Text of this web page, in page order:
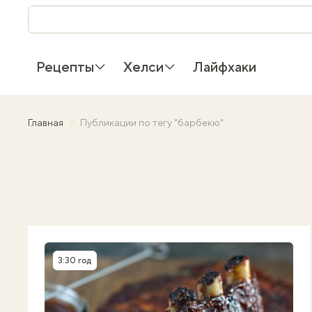
Рецепты Хелси Лайфхаки
Главная Публикации по тегу "барбекю"
Время приготовления
3:30 год